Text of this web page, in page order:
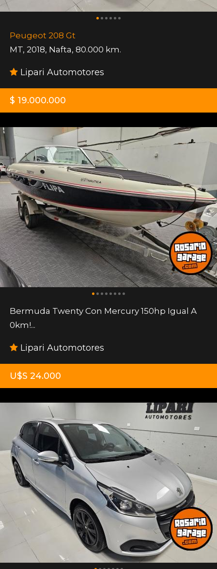
Peugeot 208 Gt
MT, 2018, Nafta, 80.000 km.
Lipari Automotores
$ 19.000.000
Bermuda Twenty Con Mercury 150hp Igual A
0km!...
Lipari Automotores
U$S 24.000